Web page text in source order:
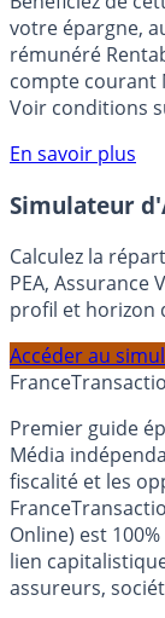
Bénéficiez de
votre épargne,
rémunéré
compte courant
Voir conditions
En savoir plus
Simulateur
Calculez la
PEA, Assurance
profil et horizon
Accéder au
France
Premier guide
Média
fiscalité et les
Online) est
lien